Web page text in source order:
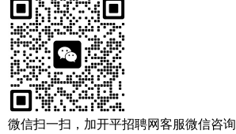
微信扫一扫，加开平招聘网客服微信咨询